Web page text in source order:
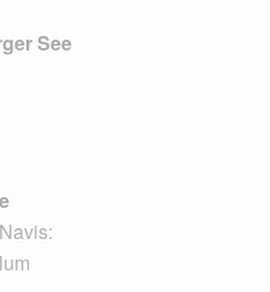
See